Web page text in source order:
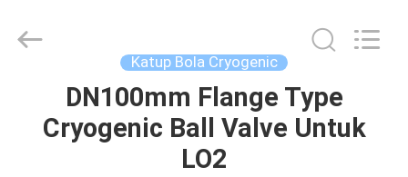
RUMAH
Enterprise
Management
Katup Bola Cryogenic
DN100mm Flange Type
Cryogenic Ball Valve Untuk
LO2